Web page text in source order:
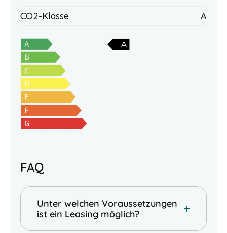
CO2-Klasse A
FAQ
Unter welchen Voraussetzungen
ist ein Leasing möglich?